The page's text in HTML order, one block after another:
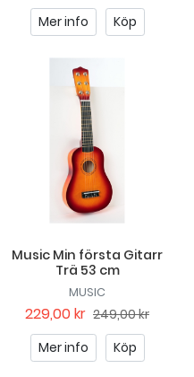
Mer info
Köp
Music Min första Gitarr
Trä 53 cm
MUSIC
229,00 kr 249,00 kr
Mer info
Köp